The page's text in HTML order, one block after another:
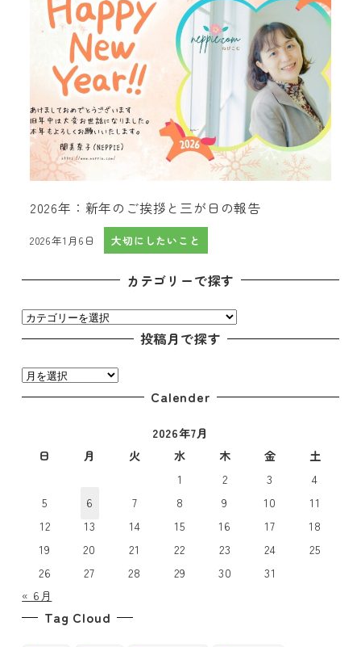
2026年：新年のご挨拶と三が日の報告
投稿日
2026年1月6日 大切にしたいこと
カテゴリーで探す
カ
テ
リ
ー
投稿月で探す
投
稿
Calender
2026年7月
日
月 火 水 木 金
土
1
2 3
4
5
6 7 8 9 10
11
12
13 14 15 16 17
18
19
20 21 22 23 24
25
26
27 28 29 30
31
« 6月
Tag Cloud